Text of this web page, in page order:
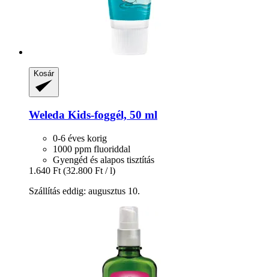
Kosár
Weleda Kids-​foggél, 50 ml
0-6 éves korig
1000 ppm fluoriddal
Gyengéd és alapos tisztítás
1.640 Ft (32.800 Ft / l)
Szállítás eddig: augusztus 10.